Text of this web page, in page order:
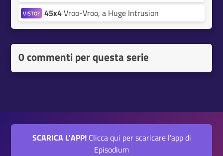
VISTO? 45x4Vroo-Vroo, a Huge Intrusion
0 commenti per questa serie
SCARICA L'APP!Clicca qui per scaricare l'app di
Episodium